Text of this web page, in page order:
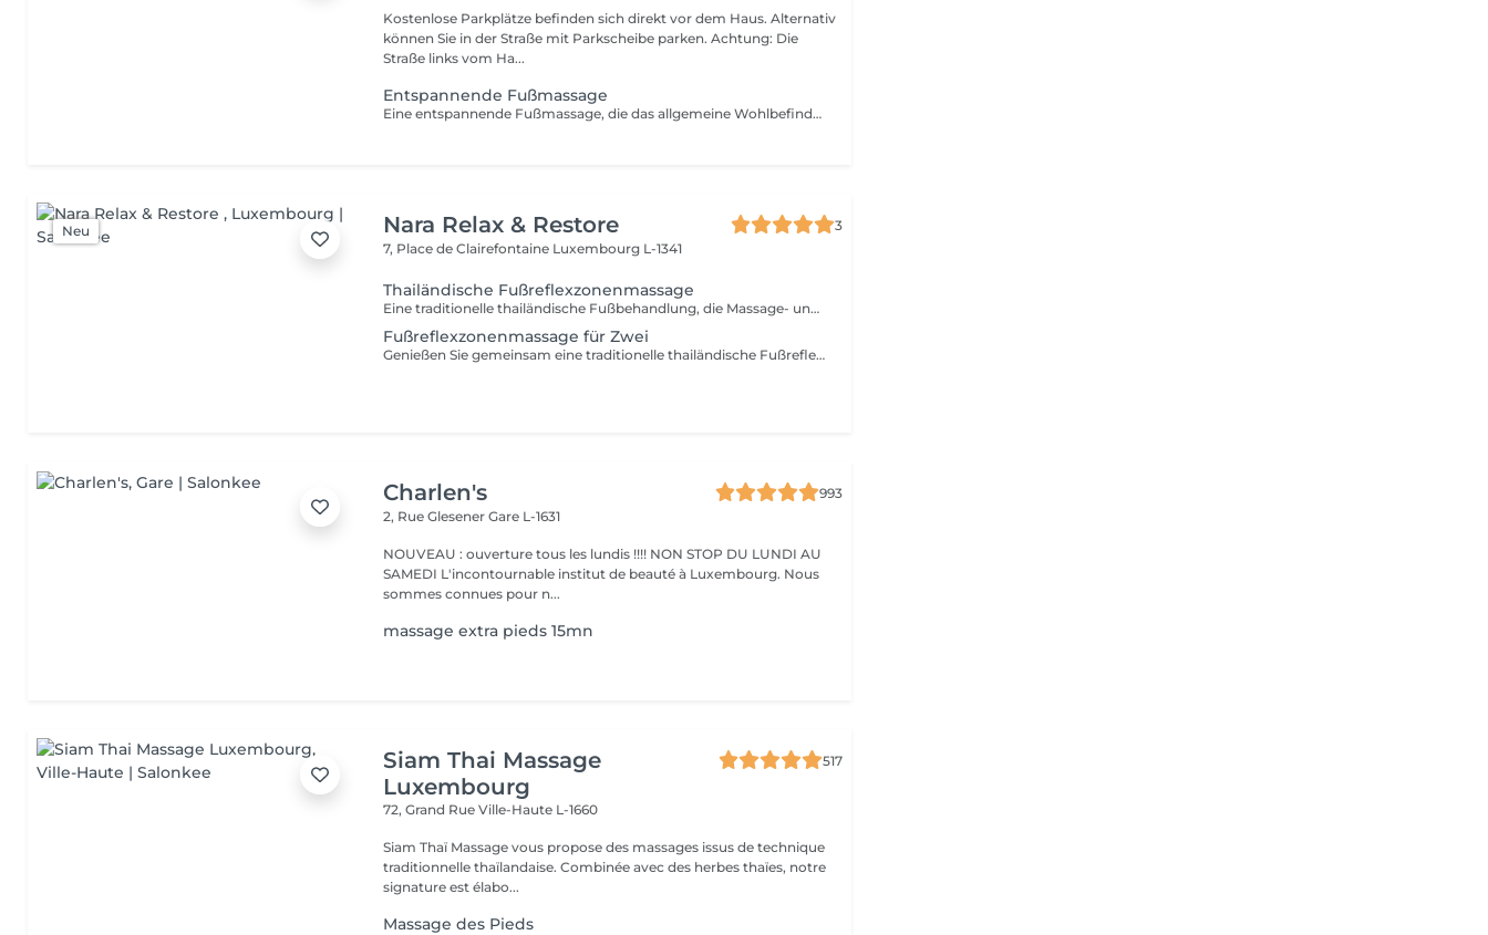
Kostenlose Parkplätze befinden sich direkt vor dem Haus. Alternativ
können Sie in der Straße mit Parkscheibe parken. Achtung: Die
Straße links vom Ha...
Entspannende Fußmassage
Eine entspannende Fußmassage, die das allgemeine Wohlbefinden und ein Gefühl von Leichtigkeit fördert. Ideal als Ergänzung zu einer Rücken- oder Ganzkörpermassage.
Neu Nara Relax & Restore
3
7, Place de Clairefontaine Luxembourg L-1341
Thailändische Fußreflexzonenmassage
Eine traditionelle thailändische Fußbehandlung, die Massage- und Drucktechniken an Füßen und Unterschenkeln kombiniert. Diese entspannende Anwendung hilft, müde Füße zu entlasten, die Durchblutung anzuregen, Stress abzubauen und ein angenehmes Gefühl von Ausgeglichenheit und Wohlbefinden zu fördern.
Fußreflexzonenmassage für Zwei
Genießen Sie gemeinsam eine traditionelle thailändische Fußreflexzonenmassage. Durch gezielte Drucktechniken an Füßen und Unterschenkeln hilft diese entspannende Behandlung dabei, müde Füße zu entlasten, die Durchblutung anzuregen und ein angenehmes Gefühl von Ausgeglichenheit und Wohlbefinden zu fördern.
Charlen's
993
2, Rue GlesenerGare L-1631
NOUVEAU : ouverture tous les lundis !!!! NON STOP DU LUNDI AU
SAMEDI L'incontournable institut de beauté à Luxembourg. Nous
sommes connues pour n...
massage extra pieds 15mn
Siam Thai Massage
Luxembourg
517
72, Grand RueVille-Haute L-1660
Siam Thaï Massage vous propose des massages issus de technique
traditionnelle thaïlandaise. Combinée avec des herbes thaïes, notre
signature est élabo...
Massage des Pieds